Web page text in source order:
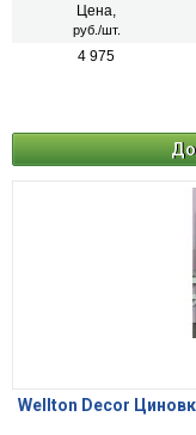
«Физалис»
спальни, детской
полотна стеклообоев
Цена,
руб./шт.
4 975
Wellton Decor